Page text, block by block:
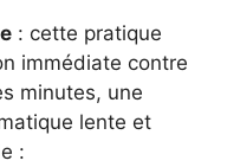
: cette pratique
immédiate contre
minutes, une
lente et
: